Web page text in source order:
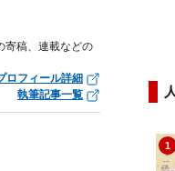
寄稿、連載などの
ロフィール詳細
執筆記事一覧
1